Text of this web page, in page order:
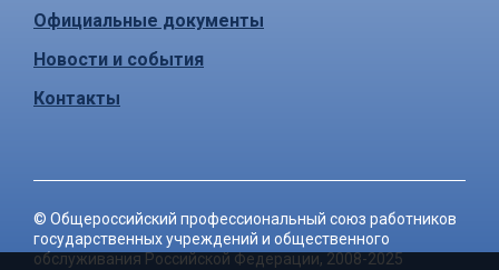
Официальные документы
Новости и события
Контакты
© Общероссийский профессиональный союз работников
государственных учреждений и общественного
обслуживания Российской Федерации, 2008-2025